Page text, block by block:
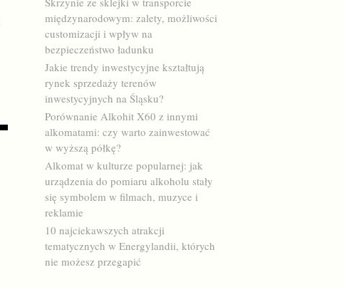
międzynarodowym: zalety, możliwości
customizacji i wpływ na
bezpieczeństwo ładunku
Jakie trendy inwestycyjne kształtują
rynek sprzedaży terenów
inwestycyjnych na Śląsku?
Porównanie Alkohit X60 z innymi
alkomatami: czy warto zainwestować
w wyższą półkę?
Alkomat w kulturze popularnej: jak
urządzenia do pomiaru alkoholu stały
się symbolem w filmach, muzyce i
reklamie
10 najciekawszych atrakcji
tematycznych w Energylandii, których
nie możesz przegapić